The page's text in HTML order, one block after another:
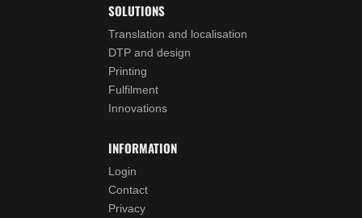
SOLUTIONS
Translation and localisation
DTP and design
Printing
Fulfilment
Innovations
INFORMATION
Login
Contact
Privacy